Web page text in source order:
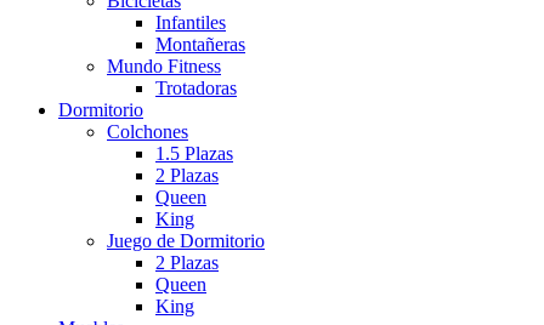
Infantiles
Montañeras
Mundo Fitness
Trotadoras
Dormitorio
Colchones
1.5 Plazas
2 Plazas
Queen
King
Juego de Dormitorio
2 Plazas
Queen
King